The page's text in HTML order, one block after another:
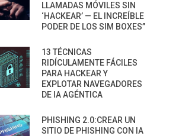
LLAMADAS MÓVILES SIN
‘HACKEAR’ — EL INCREÍBLE
PODER DE LOS SIM BOXES”
13 TÉCNICAS
RIDÍCULAMENTE FÁCILES
PARA HACKEAR Y
EXPLOTAR NAVEGADORES
DE IA AGÉNTICA
PHISHING 2.0:CREAR UN
SITIO DE PHISHING CON IA